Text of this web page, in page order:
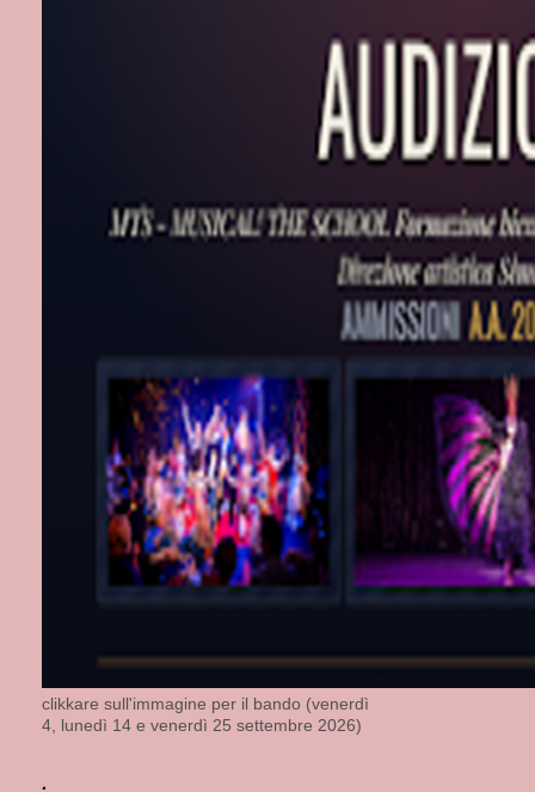
clikkare sull'immagine per il bando (venerdì
4, lunedì 14 e venerdì 25 settembre 2026)
.